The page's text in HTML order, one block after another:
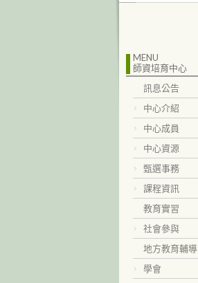
MENU
師資培育中心
訊息公告
中心介紹
中心成員
中心資源
甄選事務
課程資訊
教育實習
社會參與
地方教育輔導
學會